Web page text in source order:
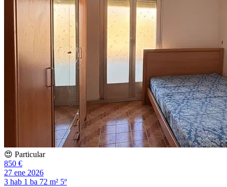
😍 Particular
850 €
27 ene 2026
3 hab 1 ba 72 m² 5º